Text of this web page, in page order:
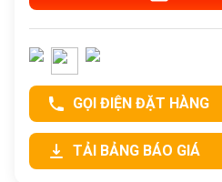
GỌI ĐIỆN ĐẶT HÀNG
TẢI BẢNG BÁO GIÁ